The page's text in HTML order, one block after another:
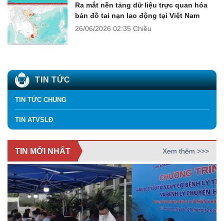
Ra mắt nền tảng dữ liệu trực quan hóa
bản đồ tai nạn lao động tại Việt Nam
26/06/2026 02:35 Chiều
TIN TỨC
TIN TỨC CHUNG
TIN ATVSLĐ
TIN MỚI NHẤT Xem thêm >>>